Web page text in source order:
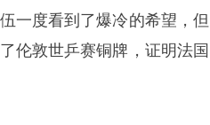
一度看到了爆冷的希望，但
伦敦世乒赛铜牌，证明法国